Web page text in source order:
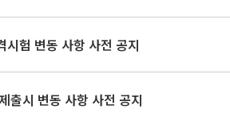
험 변동 사항 사전 공지
출시 변동 사항 사전 공지